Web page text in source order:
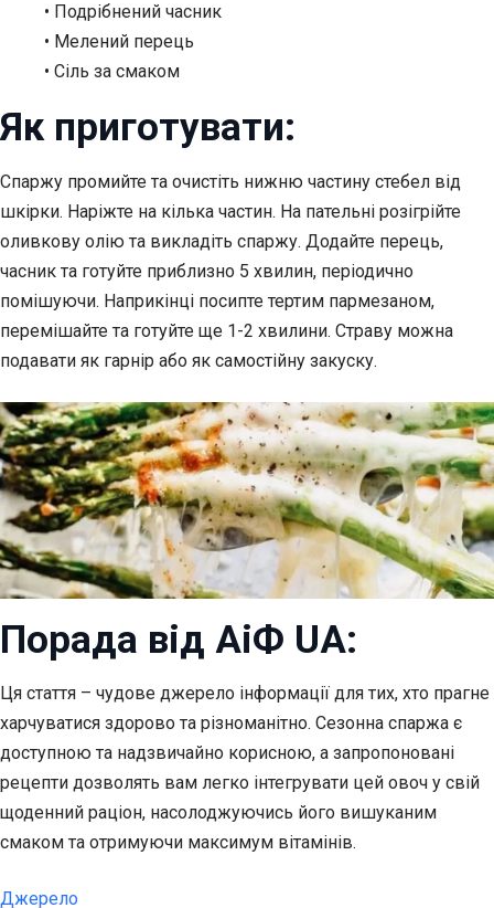
• Подрібнений часник
• Мелений перець
• Сіль за смаком
Як приготувати:
Спаржу промийте та очистіть нижню частину стебел від
шкірки. Наріжте на кілька частин. На пательні розігрійте
оливкову олію та викладіть спаржу. Додайте перець,
часник та готуйте приблизно 5 хвилин, періодично
помішуючи. Наприкінці посипте тертим пармезаном,
перемішайте та готуйте ще 1-2 хвилини. Страву можна
подавати як гарнір або як самостійну закуску.
Порада від АіФ UA:
Ця стаття – чудове джерело інформації для тих, хто прагне
харчуватися здорово та різноманітно. Сезонна спаржа є
доступною та надзвичайно корисною, а запропоновані
рецепти дозволять вам легко інтегрувати цей овоч у свій
щоденний раціон, насолоджуючись його вишуканим
смаком та отримуючи максимум вітамінів.
Джерело